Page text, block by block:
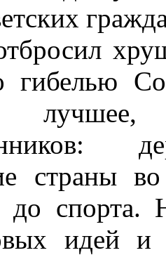
гибелью
страны
до
идей